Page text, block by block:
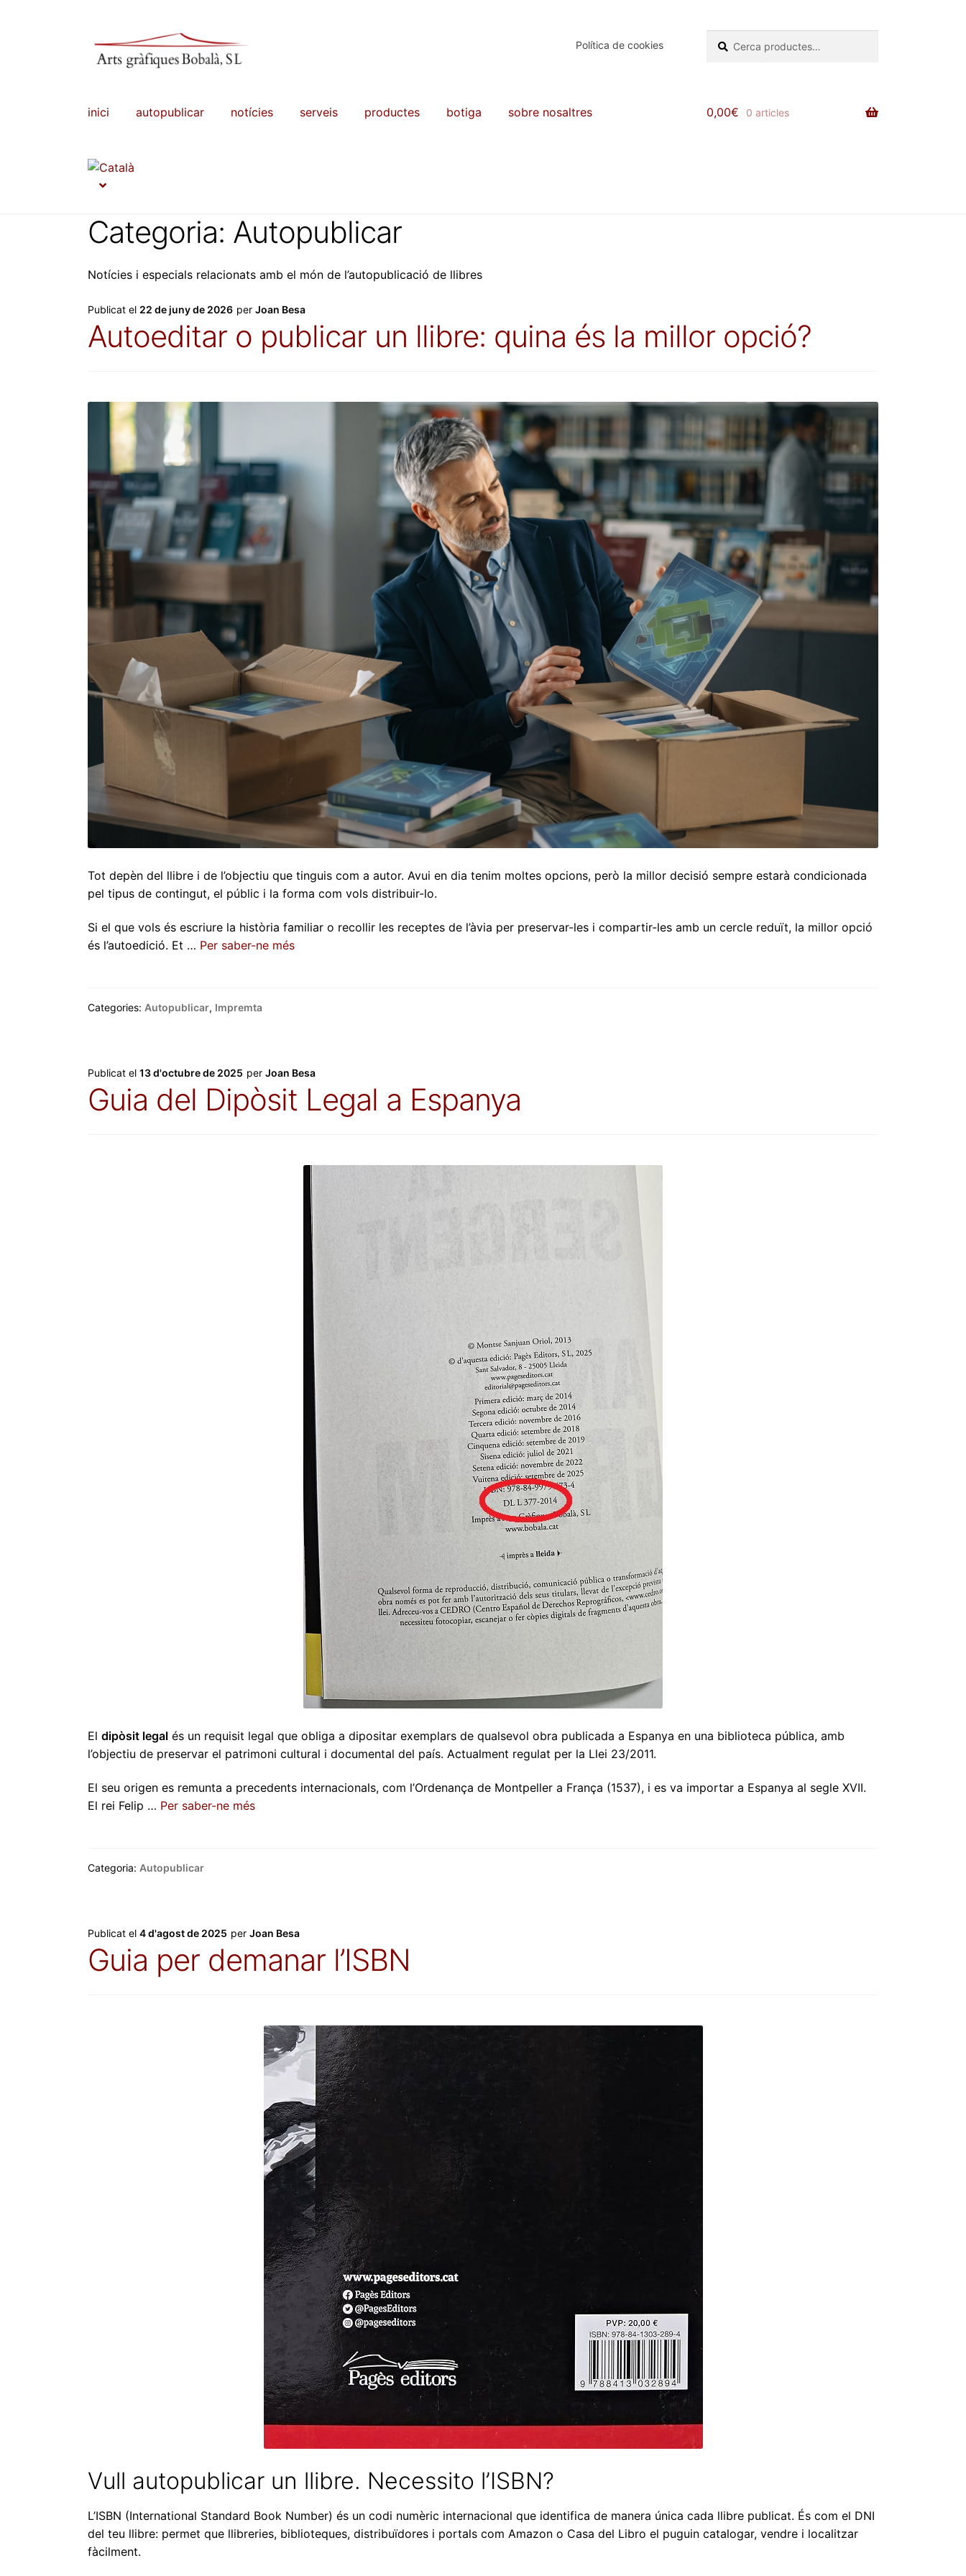
Política de cookies
inici autopublicar notícies serveis productes botiga sobre nosaltres 0,00€ 0 articles
Categoria: Autopublicar
Notícies i especials relacionats amb el món de l’autopublicació de llibres
Publicat el 22 de juny de 2026 per Joan Besa
Autoeditar o publicar un llibre: quina és la millor opció?
Tot depèn del llibre i de l’objectiu que tinguis com a autor. Avui en dia tenim moltes opcions, però la millor decisió sempre estarà condicionada
pel tipus de contingut, el públic i la forma com vols distribuir-lo.
Si el que vols és escriure la història familiar o recollir les receptes de l’àvia per preservar-les i compartir-les amb un cercle reduït, la millor opció
és l’autoedició. Et … Per saber-ne més
Categories: Autopublicar, Impremta
Publicat el 13 d'octubre de 2025 per Joan Besa
Guia del Dipòsit Legal a Espanya
El dipòsit legal és un requisit legal que obliga a dipositar exemplars de qualsevol obra publicada a Espanya en una biblioteca pública, amb
l’objectiu de preservar el patrimoni cultural i documental del país. Actualment regulat per la Llei 23/2011.
El seu origen es remunta a precedents internacionals, com l’Ordenança de Montpeller a França (1537), i es va importar a Espanya al segle XVII.
El rei Felip … Per saber-ne més
Categoria: Autopublicar
Publicat el 4 d'agost de 2025 per Joan Besa
Guia per demanar l’ISBN
Vull autopublicar un llibre. Necessito l’ISBN?
L’ISBN (International Standard Book Number) és un codi numèric internacional que identifica de manera única cada llibre publicat. És com el DNI
del teu llibre: permet que llibreries, biblioteques, distribuïdores i portals com Amazon o Casa del Libro el puguin catalogar, vendre i localitzar
fàcilment.